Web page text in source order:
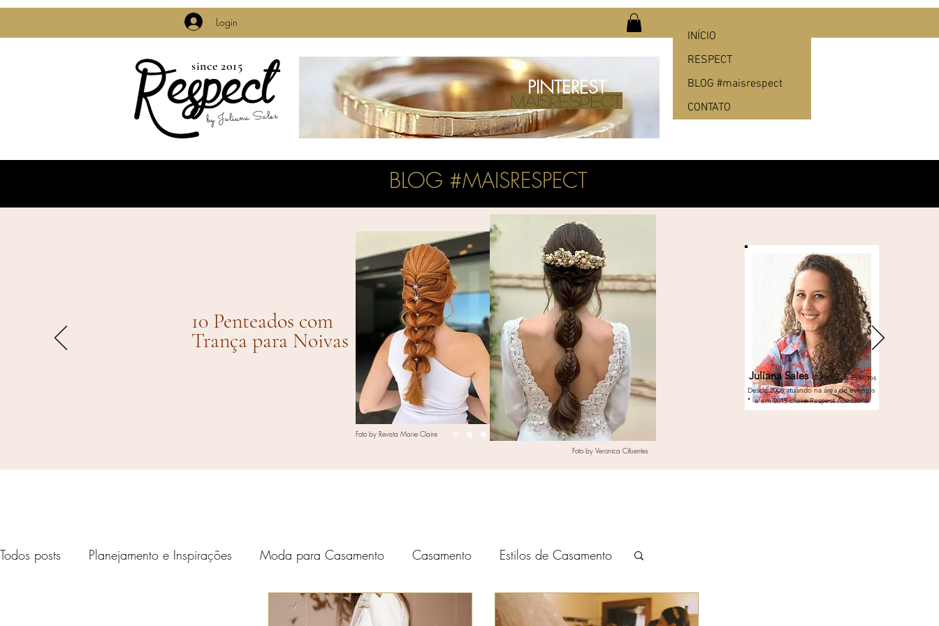
Login
BLOG #MAISRESPECT
10 Penteados com
Trança para Noivas
Foto by Revista Marie Claire
Juliana Sales
Gestora de Eventos
Desde 2008 atuando na área de eventos
e em 2015 criei a Respect Assessoria.
Foto by Veronica Cifuentes
Todos posts Planejamento e Inspirações Moda para Casamento Casamento Estilos de Casamento
Pré Casamento Decoração de Casamento
INÍCIO
RESPECT
BLOG #maisrespect
CONTATO
MAISRESPECT
PINTEREST
since 2015
by Juliana Sales